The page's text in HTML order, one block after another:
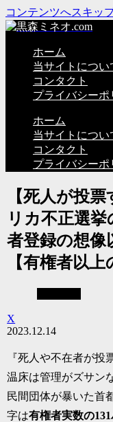
コンテンツへスキッ
ホーム
当サイトについ
コンタクト
プライバシーポ
ホーム
当サイトについ
コンタクト
プライバシーポ
【死人が投
リカ不正選
者登録の想像
【有権者以上
X
2023.12.14
『死人や不在者が投
温床は管理がズサン
民間団体が暴いた首
字は有権者実数の